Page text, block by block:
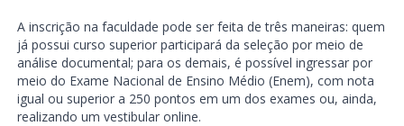
A inscrição na faculdade pode ser feita de três maneiras: quem
já possui curso superior participará da seleção por meio de
análise documental; para os demais, é possível ingressar por
meio do Exame Nacional de Ensino Médio (Enem), com nota
igual ou superior a 250 pontos em um dos exames ou, ainda,
realizando um vestibular online.